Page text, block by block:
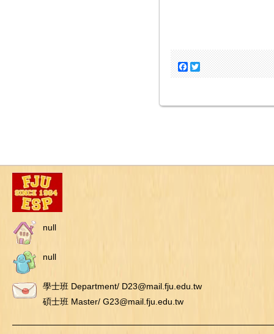
Facebook
null
null
學士班 Department/ D23@mail.fju.edu.tw
碩士班 Master/ G23@mail.fju.edu.tw